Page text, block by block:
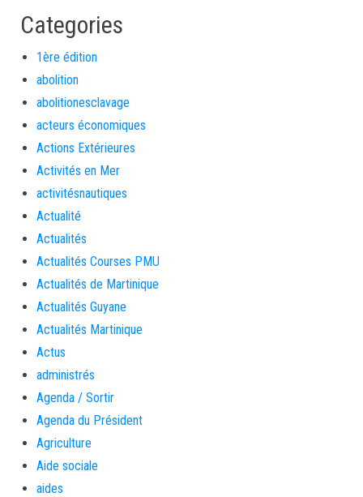
Categories
1ère édition
abolition
abolitionesclavage
acteurs économiques
Actions Extérieures
Activités en Mer
activitésnautiques
Actualité
Actualités
Actualités Courses PMU
Actualités de Martinique
Actualités Guyane
Actualités Martinique
Actus
administrés
Agenda / Sortir
Agenda du Président
Agriculture
Aide sociale
aides